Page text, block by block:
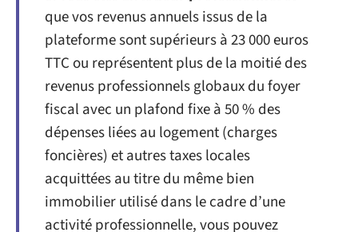
que vos revenus annuels issus de la
plateforme sont supérieurs à 23 000 euros
TTC ou représentent plus de la moitié des
revenus professionnels globaux du foyer
fiscal avec un plafond fixe à 50 % des
dépenses liées au logement (charges
foncières) et autres taxes locales
acquittées au titre du même bien
immobilier utilisé dans le cadre d’une
activité professionnelle, vous pouvez